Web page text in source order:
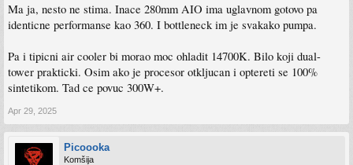
Ma ja, nesto ne stima. Inace 280mm AIO ima uglavnom gotovo pa
identicne performanse kao 360. I bottleneck im je svakako pumpa.
Pa i tipicni air cooler bi morao moc ohladit 14700K. Bilo koji dual-
tower prakticki. Osim ako je procesor otkljucan i optereti se 100%
sintetikom. Tad ce povuc 300W+.
Apr 29, 2025
Picoooka
Komšija